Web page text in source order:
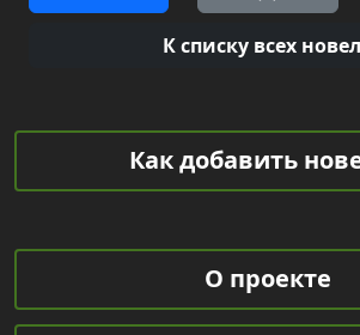
К списку всех
Как добавить
О проекте